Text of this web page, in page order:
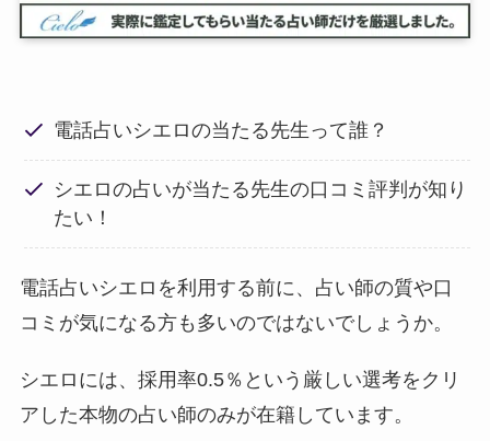
電話占いシエロの当たる先生って誰？
シエロの占いが当たる先生の口コミ評判が知り
たい！
電話占いシエロを利用する前に、占い師の質や口
コミが気になる方も多いのではないでしょうか。
シエロには、採用率0.5％という厳しい選考をクリ
アした本物の占い師のみが在籍しています。